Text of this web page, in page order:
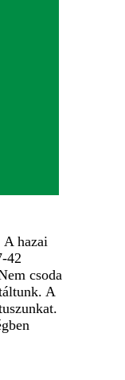
A hazai
42
csoda
A